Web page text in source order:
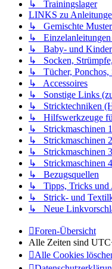
↳ Trainingslager
LINKS zu
↳ Gemischte
↳ Einzelanleitungen
↳ Baby- und
↳ Socken,
↳ Tücher, Ponchos,
↳ Accessoires
↳ Sonstige Links
↳ Stricktechniken
↳ Hilfswerkzeuge
↳ Strickmaschinen 1
↳ Strickmaschinen
↳ Strickmaschinen
↳ Strickmaschinen
↳ Bezugsquellen
↳ Tipps, Tricks und
↳ Strick- und
↳ Neue
Foren-Übersicht
Alle Zeiten sind
Alle Cookies